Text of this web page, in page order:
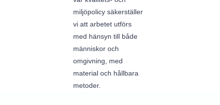
miljöpolicy säkerställer
vi att arbetet utförs
med hänsyn till både
människor och
omgivning, med
material och hållbara
metoder.